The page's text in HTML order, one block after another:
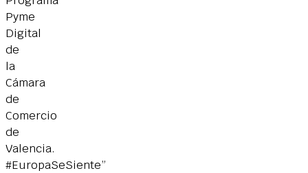
Pyme
Digital
de
la
Cámara
de
Comercio
de
Valencia.
#EuropaSeSiente”